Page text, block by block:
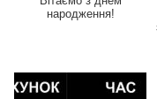
народження!